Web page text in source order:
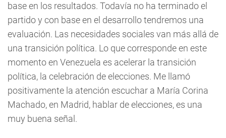
base en los resultados. Todavía no ha terminado el
partido y con base en el desarrollo tendremos una
evaluación. Las necesidades sociales van más allá de
una transición política. Lo que corresponde en este
momento en Venezuela es acelerar la transición
política, la celebración de elecciones. Me llamó
positivamente la atención escuchar a María Corina
Machado, en Madrid, hablar de elecciones, es una
muy buena señal.